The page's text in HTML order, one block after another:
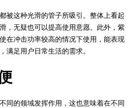
这种光滑的管子所吸引。整体上看起
，无疑也可以提高使用意愿。此外，紫
在冲击功率较高的情况下使用，能表现
满足用户日常生活的需求。
的领域发挥作用，这也意味着在不同